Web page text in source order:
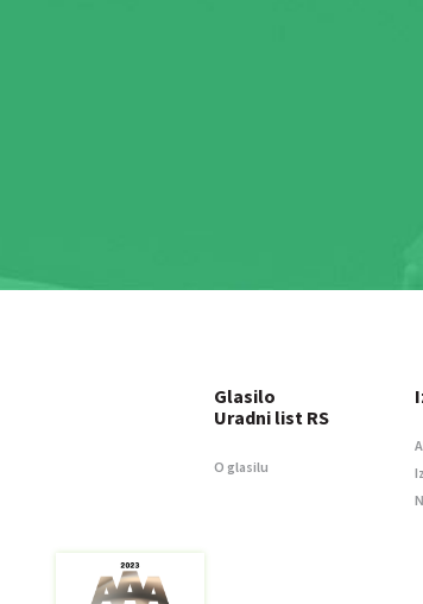
Glasilo
Uradni list RS
O glasilu